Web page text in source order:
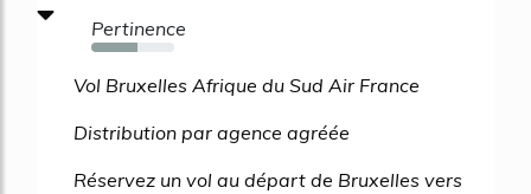
Pertinence
56%
Vol Bruxelles Afrique du Sud Air France
Distribution par agence agréée
Réservez un vol au départ de Bruxelles vers